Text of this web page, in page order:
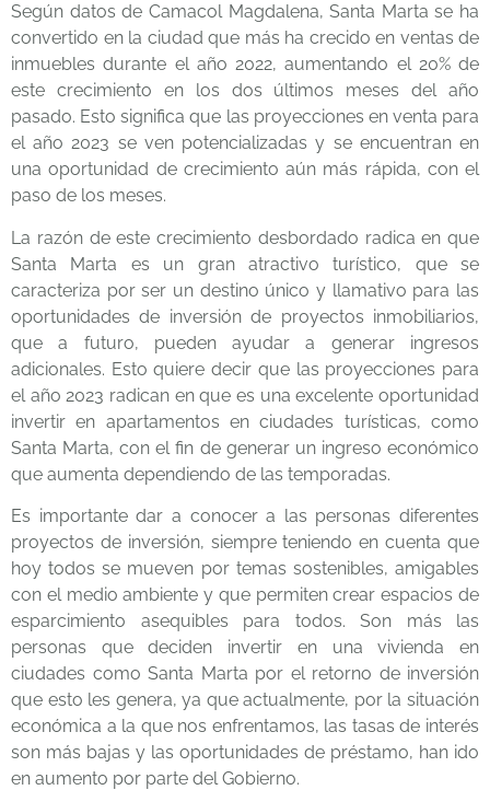
Según datos de Camacol Magdalena, Santa Marta se ha
convertido en la ciudad que más ha crecido en ventas de
inmuebles durante el año 2022, aumentando el 20% de
este crecimiento en los dos últimos meses del año
pasado. Esto significa que las proyecciones en venta para
el año 2023 se ven potencializadas y se encuentran en
una oportunidad de crecimiento aún más rápida, con el
paso de los meses.
La razón de este crecimiento desbordado radica en que
Santa Marta es un gran atractivo turístico, que se
caracteriza por ser un destino único y llamativo para las
oportunidades de inversión de proyectos inmobiliarios,
que a futuro, pueden ayudar a generar ingresos
adicionales. Esto quiere decir que las proyecciones para
el año 2023 radican en que es una excelente oportunidad
invertir en apartamentos en ciudades turísticas, como
Santa Marta, con el fin de generar un ingreso económico
que aumenta dependiendo de las temporadas.
Es importante dar a conocer a las personas diferentes
proyectos de inversión, siempre teniendo en cuenta que
hoy todos se mueven por temas sostenibles, amigables
con el medio ambiente y que permiten crear espacios de
esparcimiento asequibles para todos. Son más las
personas que deciden invertir en una vivienda en
ciudades como Santa Marta por el retorno de inversión
que esto les genera, ya que actualmente, por la situación
económica a la que nos enfrentamos, las tasas de interés
son más bajas y las oportunidades de préstamo, han ido
en aumento por parte del Gobierno.